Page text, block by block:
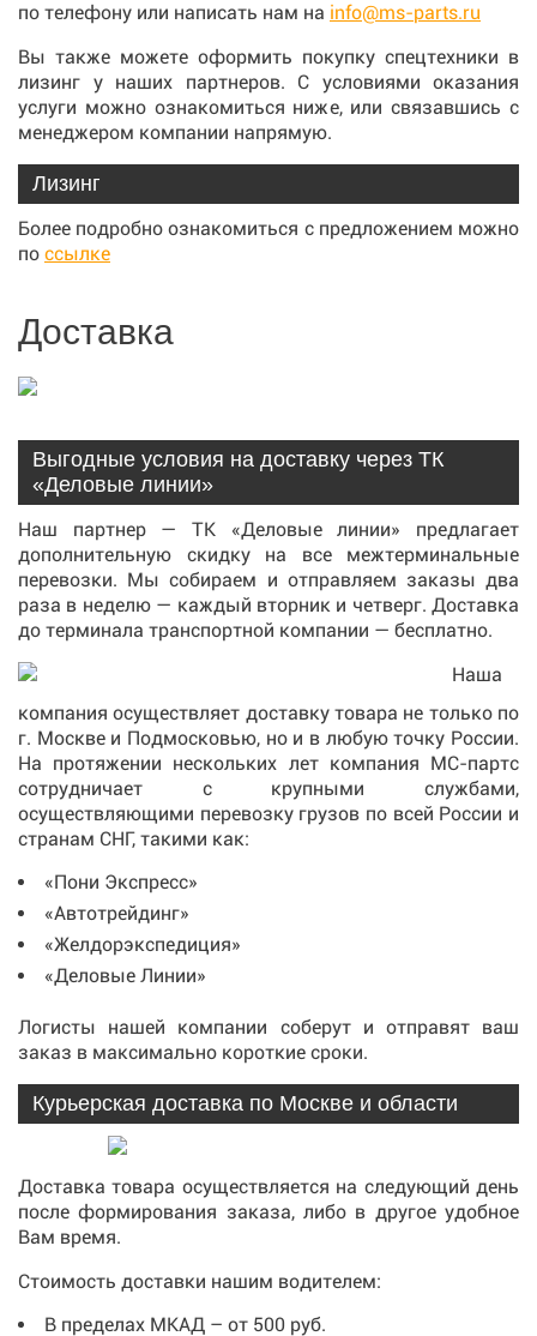
по телефону или написать нам на info@ms-parts.ru
Вы также можете оформить покупку спецтехники в
лизинг у наших партнеров. С условиями оказания
услуги можно ознакомиться ниже, или связавшись с
менеджером компании напрямую.
Лизинг
Более подробно ознакомиться с предложением можно
по ссылке
Доставка
Выгодные условия на доставку через ТК
«Деловые линии»
Наш партнер — ТК «Деловые линии» предлагает
дополнительную скидку на все межтерминальные
перевозки. Мы собираем и отправляем заказы два
раза в неделю — каждый вторник и четверг. Доставка
до терминала транспортной компании — бесплатно.
Наша
компания осуществляет доставку товара не только по
г. Москве и Подмосковью, но и в любую точку России.
На протяжении нескольких лет компания МС-партс
сотрудничает с крупными службами,
осуществляющими перевозку грузов по всей России и
странам СНГ, такими как:
«Пони Экспресс»
«Автотрейдинг»
«Желдорэкспедиция»
«Деловые Линии»
Логисты нашей компании соберут и отправят ваш
заказ в максимально короткие сроки.
Курьерская доставка по Москве и области
Доставка товара осуществляется на следующий день
после формирования заказа, либо в другое удобное
Вам время.
Стоимость доставки нашим водителем:
В пределах МКАД – от 500 руб.